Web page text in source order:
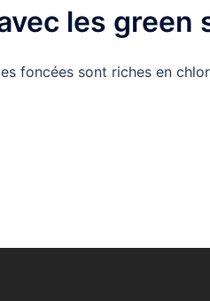
les green
foncées sont riches en